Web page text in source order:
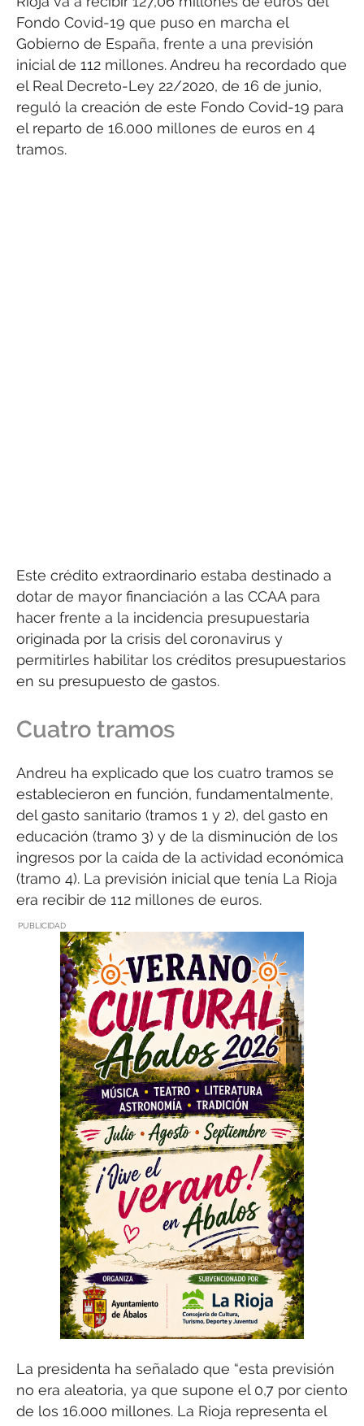
Fondo Covid-19 que puso en marcha el
Gobierno de España, frente a una previsión
inicial de 112 millones. Andreu ha recordado que
el Real Decreto-Ley 22/2020, de 16 de junio,
reguló la creación de este Fondo Covid-19 para
el reparto de 16.000 millones de euros en 4
tramos.
Este crédito extraordinario estaba destinado a
dotar de mayor financiación a las CCAA para
hacer frente a la incidencia presupuestaria
originada por la crisis del coronavirus y
permitirles habilitar los créditos presupuestarios
en su presupuesto de gastos.
Cuatro tramos
Andreu ha explicado que los cuatro tramos se
establecieron en función, fundamentalmente,
del gasto sanitario (tramos 1 y 2), del gasto en
educación (tramo 3) y de la disminución de los
ingresos por la caída de la actividad económica
(tramo 4). La previsión inicial que tenía La Rioja
era recibir de 112 millones de euros.
PUBLICIDAD
La presidenta ha señalado que “esta previsión
no era aleatoria, ya que supone el 0,7 por ciento
de los 16.000 millones. La Rioja representa el